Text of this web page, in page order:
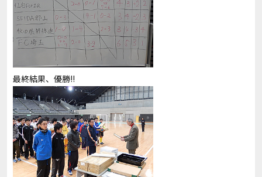
最終結果、優勝!!